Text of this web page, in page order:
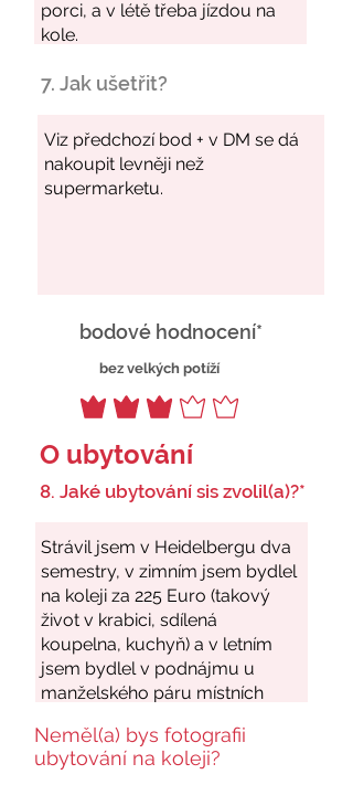
7. Jak ušetřit?
bodové hodnocení*
bez velkých potíží
O ubytování
8. Jaké ubytování sis zvolil(a)?*
Neměl(a) bys fotografii
ubytování na koleji?